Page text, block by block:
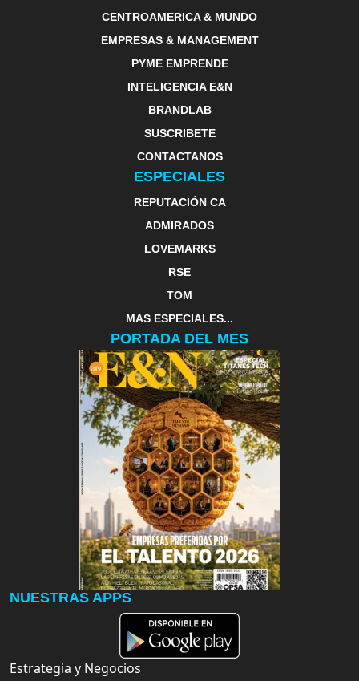
CENTROAMERICA & MUNDO
EMPRESAS & MANAGEMENT
PYME EMPRENDE
INTELIGENCIA E&N
BRANDLAB
SUSCRIBETE
CONTACTANOS
ESPECIALES
REPUTACIÓN CA
ADMIRADOS
LOVEMARKS
RSE
TOM
MAS ESPECIALES...
PORTADA DEL MES
NUESTRAS APPS
Estrategia y Negocios